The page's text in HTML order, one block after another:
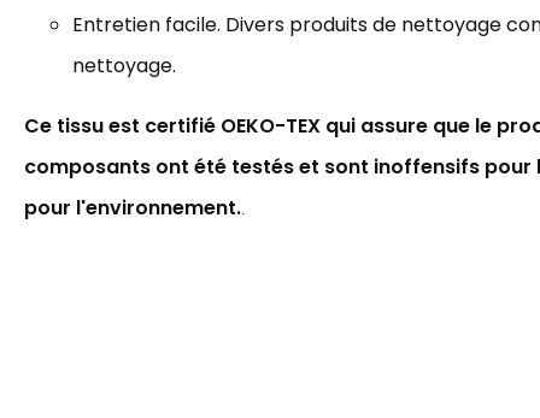
Entretien facile. Divers produits de nettoyage
nettoyage.
Ce tissu est certifié OEKO-TEX qui assure que le
composants ont été testés et sont inoffensifs pour
pour l'environnement..